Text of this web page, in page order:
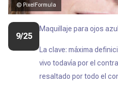
© PixelFormula
9/25
Maquillaje para ojos
La clave: máxima
vivo todavía por el
resaltado por todo el